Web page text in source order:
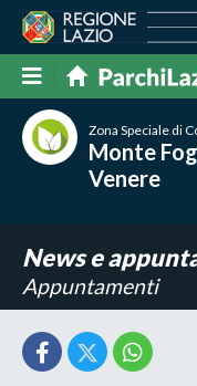
Zona Speciale di
Monte
Venere
News e
Appuntamenti